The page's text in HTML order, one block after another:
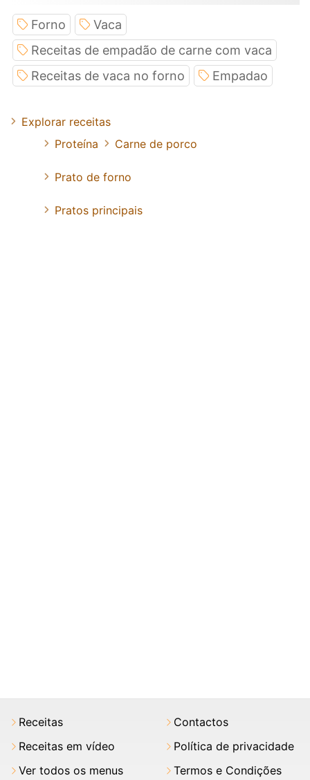
Forno
Vaca
Receitas de empadão de carne com vaca
Receitas de vaca no forno
Empadao
Explorar receitas
Proteína
Carne de porco
Prato de forno
Pratos principais
Receitas
Receitas em vídeo
Ver todos os menus
Contactos
Política de privacidade
Termos e Condições